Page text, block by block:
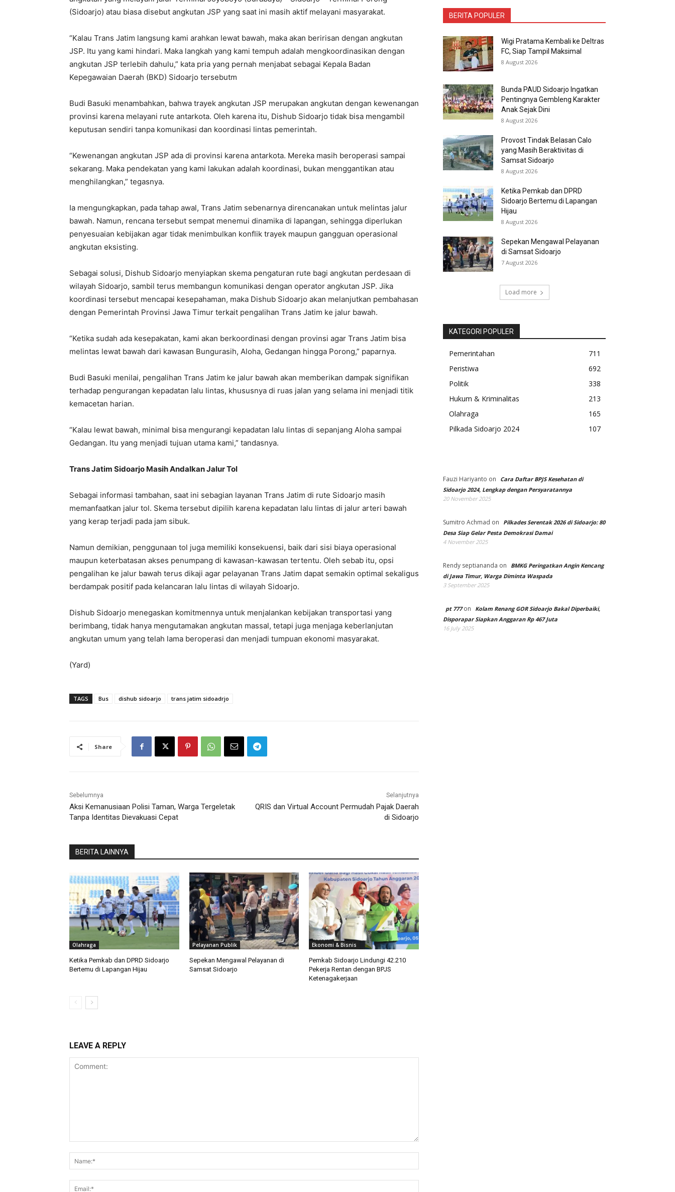
(Sidoarjo) atau biasa disebut angkutan JSP yang saat ini masih aktif melayani masyarakat.
“Kalau Trans Jatim langsung kami arahkan lewat bawah, maka akan beririsan dengan angkutan
JSP. Itu yang kami hindari. Maka langkah yang kami tempuh adalah mengkoordinasikan dengan
angkutan JSP terlebih dahulu,” kata pria yang pernah menjabat sebagai Kepala Badan
Kepegawaian Daerah (BKD) Sidoarjo tersebutm
Budi Basuki menambahkan, bahwa trayek angkutan JSP merupakan angkutan dengan kewenangan
provinsi karena melayani rute antarkota. Oleh karena itu, Dishub Sidoarjo tidak bisa mengambil
keputusan sendiri tanpa komunikasi dan koordinasi lintas pemerintah.
“Kewenangan angkutan JSP ada di provinsi karena antarkota. Mereka masih beroperasi sampai
sekarang. Maka pendekatan yang kami lakukan adalah koordinasi, bukan menggantikan atau
menghilangkan,” tegasnya.
Ia mengungkapkan, pada tahap awal, Trans Jatim sebenarnya direncanakan untuk melintas jalur
bawah. Namun, rencana tersebut sempat menemui dinamika di lapangan, sehingga diperlukan
penyesuaian kebijakan agar tidak menimbulkan konflik trayek maupun gangguan operasional
angkutan eksisting.
Sebagai solusi, Dishub Sidoarjo menyiapkan skema pengaturan rute bagi angkutan perdesaan di
wilayah Sidoarjo, sambil terus membangun komunikasi dengan operator angkutan JSP. Jika
koordinasi tersebut mencapai kesepahaman, maka Dishub Sidoarjo akan melanjutkan pembahasan
dengan Pemerintah Provinsi Jawa Timur terkait pengalihan Trans Jatim ke jalur bawah.
“Ketika sudah ada kesepakatan, kami akan berkoordinasi dengan provinsi agar Trans Jatim bisa
melintas lewat bawah dari kawasan Bungurasih, Aloha, Gedangan hingga Porong,” paparnya.
Budi Basuki menilai, pengalihan Trans Jatim ke jalur bawah akan memberikan dampak signifikan
terhadap pengurangan kepadatan lalu lintas, khususnya di ruas jalan yang selama ini menjadi titik
kemacetan harian.
“Kalau lewat bawah, minimal bisa mengurangi kepadatan lalu lintas di sepanjang Aloha sampai
Gedangan. Itu yang menjadi tujuan utama kami,” tandasnya.
Trans Jatim Sidoarjo Masih Andalkan Jalur Tol
Sebagai informasi tambahan, saat ini sebagian layanan Trans Jatim di rute Sidoarjo masih
memanfaatkan jalur tol. Skema tersebut dipilih karena kepadatan lalu lintas di jalur arteri bawah
yang kerap terjadi pada jam sibuk.
Namun demikian, penggunaan tol juga memiliki konsekuensi, baik dari sisi biaya operasional
maupun keterbatasan akses penumpang di kawasan-kawasan tertentu. Oleh sebab itu, opsi
pengalihan ke jalur bawah terus dikaji agar pelayanan Trans Jatim dapat semakin optimal sekaligus
berdampak positif pada kelancaran lalu lintas di wilayah Sidoarjo.
Dishub Sidoarjo menegaskan komitmennya untuk menjalankan kebijakan transportasi yang
berimbang, tidak hanya mengutamakan angkutan massal, tetapi juga menjaga keberlanjutan
angkutan umum yang telah lama beroperasi dan menjadi tumpuan ekonomi masyarakat.
(Yard)
TAGS Bus dishub sidoarjo trans jatim sidoadrjo
Share
Sebelumnya
Aksi Kemanusiaan Polisi Taman, Warga Tergeletak
Tanpa Identitas Dievakuasi Cepat
Selanjutnya
QRIS dan Virtual Account Permudah Pajak Daerah
di Sidoarjo
BERITA LAINNYA
Olahraga
Ketika Pemkab dan DPRD Sidoarjo
Bertemu di Lapangan Hijau
Pelayanan Publik
Sepekan Mengawal Pelayanan di
Samsat Sidoarjo
Ekonomi & Bisnis
Pemkab Sidoarjo Lindungi 42.210
Pekerja Rentan dengan BPJS
Ketenagakerjaan
LEAVE A REPLY
BERITA POPULER
Wigi Pratama Kembali ke Deltras
FC, Siap Tampil Maksimal
8 August 2026
Bunda PAUD Sidoarjo Ingatkan
Pentingnya Gembleng Karakter
Anak Sejak Dini
8 August 2026
Provost Tindak Belasan Calo
yang Masih Beraktivitas di
Samsat Sidoarjo
8 August 2026
Ketika Pemkab dan DPRD
Sidoarjo Bertemu di Lapangan
Hijau
8 August 2026
Sepekan Mengawal Pelayanan
di Samsat Sidoarjo
7 August 2026
Load more
KATEGORI POPULER
Pemerintahan
711
Peristiwa
692
Politik
338
Hukum & Kriminalitas
213
Olahraga
165
Pilkada Sidoarjo 2024
107
Fauzi Hariyanto on
Cara Daftar BPJS Kesehatan di
Sidoarjo 2024, Lengkap dengan Persyaratannya
20 November 2025
Sumitro Achmad on
Pilkades Serentak 2026 di Sidoarjo: 80
Desa Siap Gelar Pesta Demokrasi Damai
4 November 2025
Rendy septiananda on
BMKG Peringatkan Angin Kencang
di Jawa Timur, Warga Diminta Waspada
3 September 2025
pt 777on
Kolam Renang GOR Sidoarjo Bakal Diperbaiki,
Disporapar Siapkan Anggaran Rp 467 Juta
16 July 2025